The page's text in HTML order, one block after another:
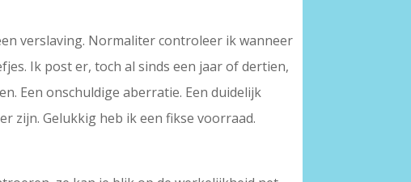
verslaving. Normaliter controleer ik wanneer
Ik post er, toch al sinds een jaar of dertien,
Een onschuldige aberratie. Een duidelijk
zijn. Gelukkig heb ik een fikse voorraad.